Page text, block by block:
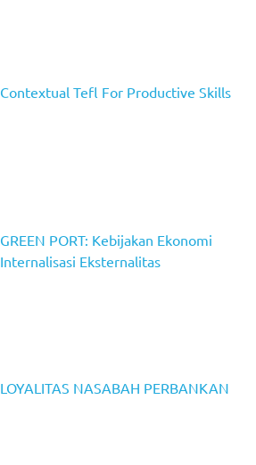
Contextual Tefl For Productive Skills
GREEN PORT: Kebijakan Ekonomi
Internalisasi Eksternalitas
LOYALITAS NASABAH PERBANKAN